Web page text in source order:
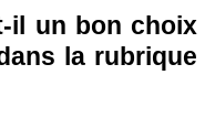
il un bon
la